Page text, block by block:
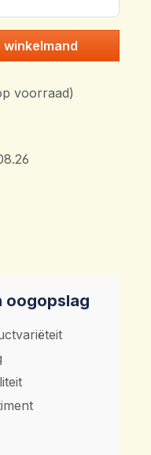
winkelmand
voorraad)
oogopslag